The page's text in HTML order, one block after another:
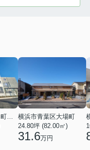
横浜市青葉区大場町
24.80坪 (82.00㎡)
31.6万円